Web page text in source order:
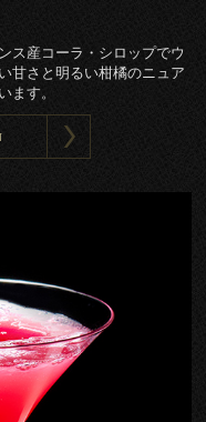
ス産コーラ・シロップでウ
甘さと明るい柑橘のニュア
ます。